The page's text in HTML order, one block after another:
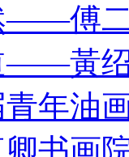
——傅
——黃
年油